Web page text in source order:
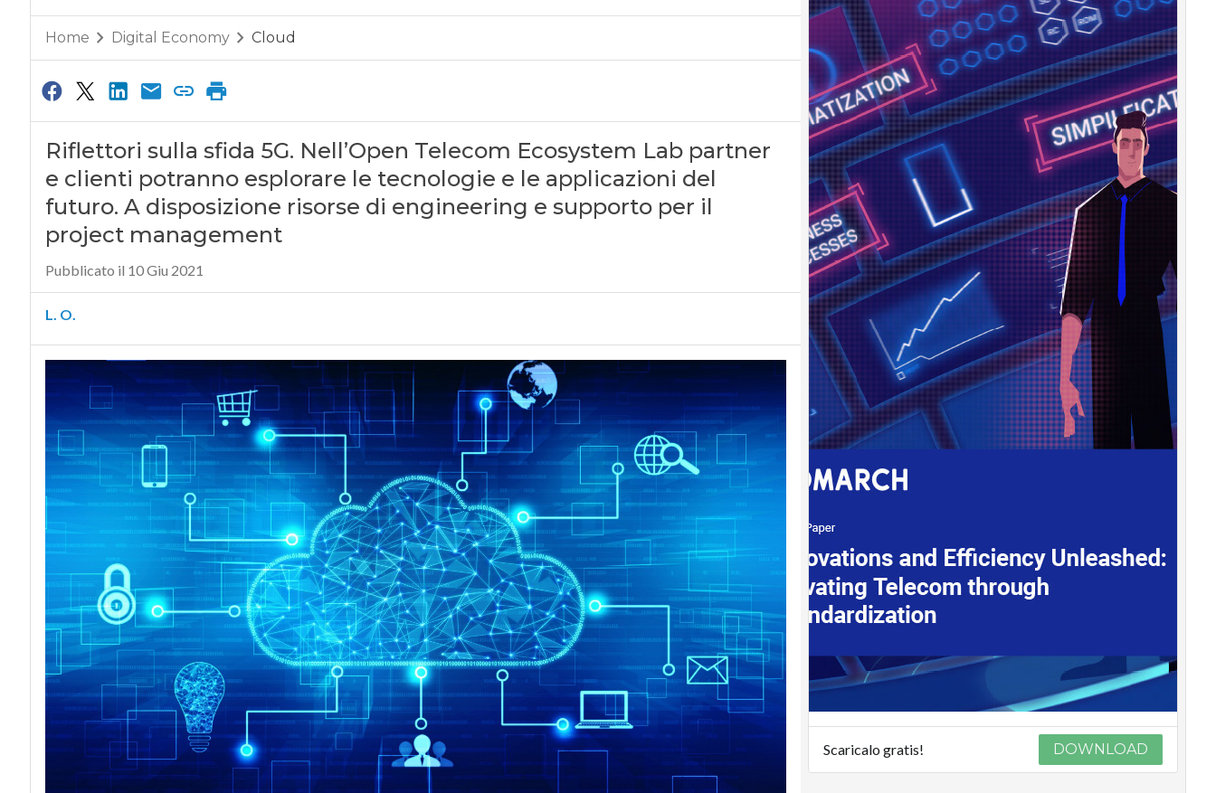
Home Digital Economy Cloud
Riflettori sulla sfida 5G. Nell’Open Telecom Ecosystem Lab partner
e clienti potranno esplorare le tecnologie e le applicazioni del
futuro. A disposizione risorse di engineering e supporto per il
project management
Pubblicato il 10 Giu 2021
L. O.
Scaricalo gratis! DOWNLOAD